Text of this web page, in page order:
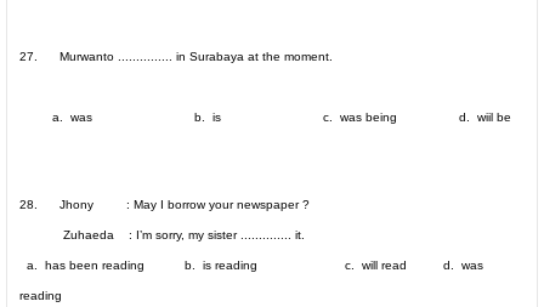
27. Murwanto ............... in Surabaya at the moment.
a. was b. is c. was being d. wiil be
28. Jhony : May I borrow your newspaper ?
Zuhaeda : I’m sorry, my sister .............. it.
a. has been reading b. is reading c. will read d. was
reading